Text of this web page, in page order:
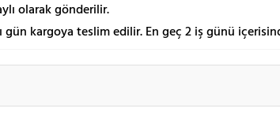
olarak gönderilir.
gün kargoya teslim edilir. En geç 2 iş günü